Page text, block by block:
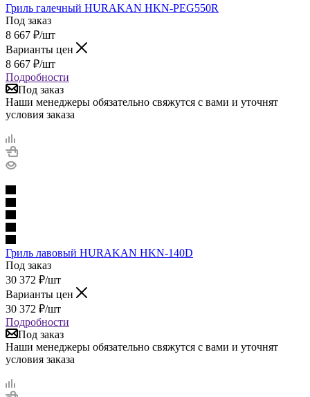
Гриль галечный HURAKAN HKN-PEG550R
Под заказ
8 667 ₽/шт
Варианты цен
8 667 ₽/шт
Подробности
Под заказ
Наши менеджеры обязательно свяжутся с вами и уточнят
условия заказа
Гриль лавовый HURAKAN HKN-140D
Под заказ
30 372 ₽/шт
Варианты цен
30 372 ₽/шт
Подробности
Под заказ
Наши менеджеры обязательно свяжутся с вами и уточнят
условия заказа